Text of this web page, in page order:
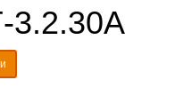
3.2.30А